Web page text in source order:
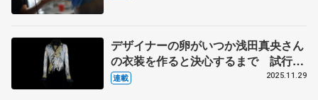
デザイナーの卵がいつか浅田真央さん
の衣装を作ると決心するまで 試行錯
誤の日々、２週間で仕上げた羽生結弦
連載 2025.11.29